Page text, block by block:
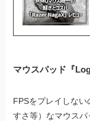
マウスパッド『
FPSをプレイしな
すさ等）なマウスパ